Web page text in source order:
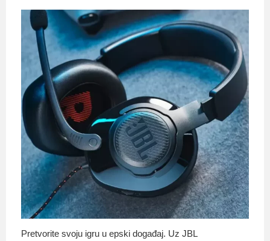
Pretvorite svoju igru ​​u epski događaj. Uz JBL
Uvjeti i odredbe